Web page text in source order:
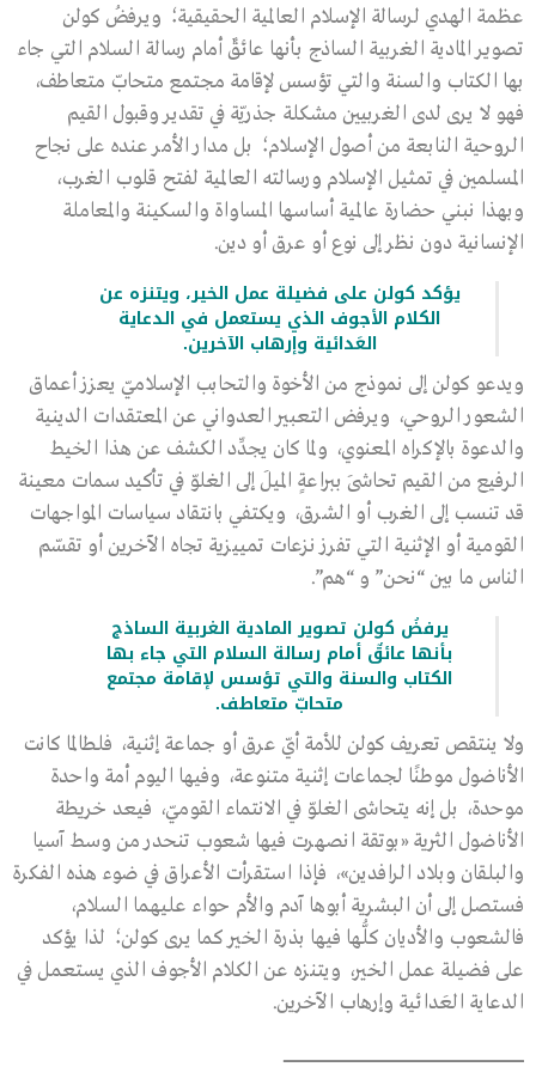
عظمة الهدي لرسالة الإسلام العالمية الحقيقية؛ ويرفضُ كولن
تصوير المادية الغربية الساذج بأنها عائقٌ أمام رسالة السلام التي جاء
بها الكتاب والسنة والتي تؤسس لإقامة مجتمع متحابّ متعاطف،
فهو لا يرى لدى الغربيين مشكلة جذريّة في تقدير وقبول القيم
الروحية النابعة من أصول الإسلام؛ بل مدار الأمر عنده على نجاح
المسلمين في تمثيل الإسلام ورسالته العالمية لفتح قلوب الغرب،
وبهذا نبني حضارة عالمية أساسها المساواة والسكينة والمعاملة
الإنسانية دون نظر إلى نوع أو عرق أو دين.
يؤكد كولن على فضيلة عمل الخير، ويتنزه عن
الكلام الأجوف الذي يستعمل في الدعاية
العَدائية وإرهاب الآخرين.
ويدعو كولن إلى نموذج من الأخوة والتحابب الإسلاميّ يعزز أعماق
الشعور الروحي، ويرفض التعبير العدواني عن المعتقدات الدينية
والدعوة بالإكراه المعنوي، ولما كان يجدِّد الكشف عن هذا الخيط
الرفيع من القيم تحاشَى ببراعةٍ الميلَ إلى الغلوّ في تأكيد سمات معينة
قد تنسب إلى الغرب أو الشرق، ويكتفي بانتقاد سياسات المواجهات
القومية أو الإثنية التي تفرز نزعات تمييزية تجاه الآخرين أو تقسّم
الناس ما بين “نحن” و “هم”.
يرفضُ كولن تصوير المادية الغربية الساذج
بأنها عائقٌ أمام رسالة السلام التي جاء بها
الكتاب والسنة والتي تؤسس لإقامة مجتمع
متحابّ متعاطف.
ولا ينتقص تعريف كولن للأمة أيّ عرق أو جماعة إثنية، فلطالما كانت
الأناضول موطنًا لجماعات إثنية متنوعة، وفيها اليوم أمة واحدة
موحدة، بل إنه يتحاشى الغلوّ في الانتماء القوميّ، فيعد خريطة
الأناضول الثرية «بوتقة انصهرت فيها شعوب تنحدر من وسط آسيا
والبلقان وبلاد الرافدين»، فإذا استقرأت الأعراق في ضوء هذه الفكرة
فستصل إلى أن البشرية أبوها آدم والأم حواء عليهما السلام،
فالشعوب والأديان كلُّها فيها بذرة الخير كما يرى كولن؛ لذا يؤكد
على فضيلة عمل الخير، ويتنزه عن الكلام الأجوف الذي يستعمل في
الدعاية العَدائية وإرهاب الآخرين.
ـــــــــــــــــــــــــــــــــــــــــــــــــــــــــــــــــــــــــــــــــــــــــــــــــــــــــــــــــــــــــــــــــــــــــــــــــــــــــــــــــــــــــــــــــــــــــــــــــــــــــ